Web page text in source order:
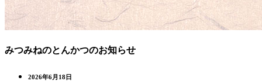
みつみねのとんかつのお知らせ
2026年6月18日